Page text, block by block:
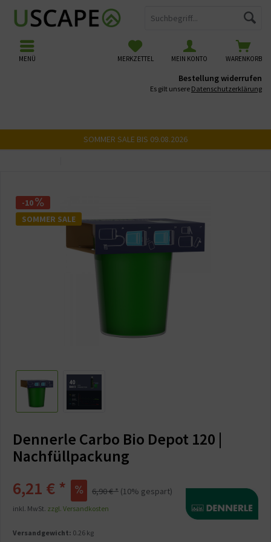
WARENKORB
MERKZETTEL MEIN KONTO
MENÜ
Bestellung widerrufen
Es gilt unsere Datenschutzerklärung
SOMMER SALE BIS 09.08.2026
-10
SOMMER SALE
Dennerle Carbo Bio Depot 120 |
Nachfüllpackung
6,21 € * 6,90 € * (10% gespart)
inkl. MwSt. zzgl. Versandkosten
Versandgewicht: 0.26 kg